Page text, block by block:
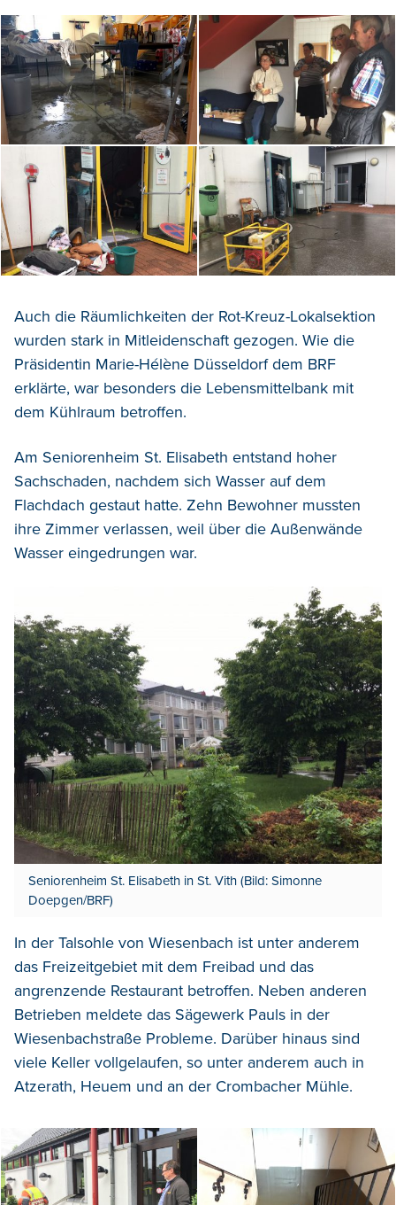
Auch die Räumlichkeiten der Rot-Kreuz-Lokalsektion
wurden stark in Mitleidenschaft gezogen. Wie die
Präsidentin Marie-Hélène Düsseldorf dem BRF
erklärte, war besonders die Lebensmittelbank mit
dem Kühlraum betroffen.
Am Seniorenheim St. Elisabeth entstand hoher
Sachschaden, nachdem sich Wasser auf dem
Flachdach gestaut hatte. Zehn Bewohner mussten
ihre Zimmer verlassen, weil über die Außenwände
Wasser eingedrungen war.
Seniorenheim St. Elisabeth in St. Vith (Bild: Simonne
Doepgen/BRF)
In der Talsohle von Wiesenbach ist unter anderem
das Freizeitgebiet mit dem Freibad und das
angrenzende Restaurant betroffen. Neben anderen
Betrieben meldete das Sägewerk Pauls in der
Wiesenbachstraße Probleme. Darüber hinaus sind
viele Keller vollgelaufen, so unter anderem auch in
Atzerath, Heuem und an der Crombacher Mühle.